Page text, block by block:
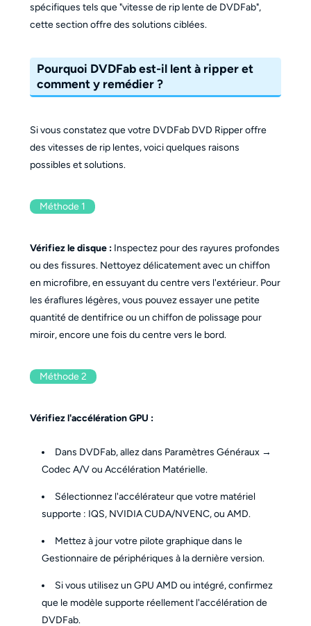
spécifiques tels que "vitesse de rip lente de DVDFab",
cette section offre des solutions ciblées.
Pourquoi DVDFab est-il lent à ripper et
comment y remédier ?
Si vous constatez que votre DVDFab DVD Ripper offre
des vitesses de rip lentes, voici quelques raisons
possibles et solutions.
Méthode 1
Vérifiez le disque :Inspectez pour des rayures profondes
ou des fissures. Nettoyez délicatement avec un chiffon
en microfibre, en essuyant du centre vers l'extérieur. Pour
les éraflures légères, vous pouvez essayer une petite
quantité de dentifrice ou un chiffon de polissage pour
miroir, encore une fois du centre vers le bord.
Méthode 2
Vérifiez l'accélération GPU :
Dans DVDFab, allez dans Paramètres Généraux →
Codec A/V ou Accélération Matérielle.
Sélectionnez l'accélérateur que votre matériel
supporte : IQS, NVIDIA CUDA/NVENC, ou AMD.
Mettez à jour votre pilote graphique dans le
Gestionnaire de périphériques à la dernière version.
Si vous utilisez un GPU AMD ou intégré, confirmez
que le modèle supporte réellement l'accélération de
DVDFab.